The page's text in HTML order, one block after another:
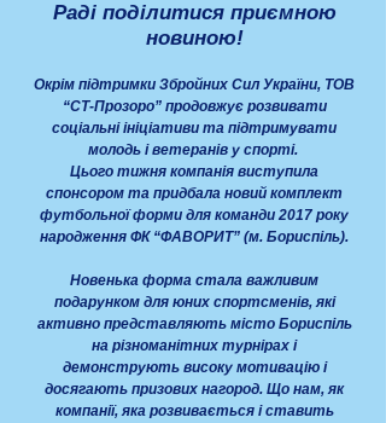
Раді поділитися приємною
новиною!
Окрім підтримки Збройних Сил України, ТОВ
“СТ-Прозоро” продовжує розвивати
соціальні ініціативи та підтримувати
молодь і ветеранів у спорті.
Цього тижня компанія виступила
спонсором та придбала новий комплект
футбольної форми для команди 2017 року
народження ФК “ФАВОРИТ” (м. Бориспіль).
Новенька форма стала важливим
подарунком для юних спортсменів, які
активно представляють місто Бориспіль
на різноманітних турнірах і
демонструють високу мотивацію і
досягають призових нагород. Що нам, як
компанії, яка розвивається і ставить